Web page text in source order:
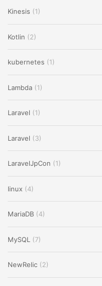
Kinesis (1)
Kotlin (2)
kubernetes (1)
Lambda (1)
Laravel (1)
Laravel (3)
LaravelJpCon (1)
linux (4)
MariaDB (4)
MySQL (7)
NewRelic (2)